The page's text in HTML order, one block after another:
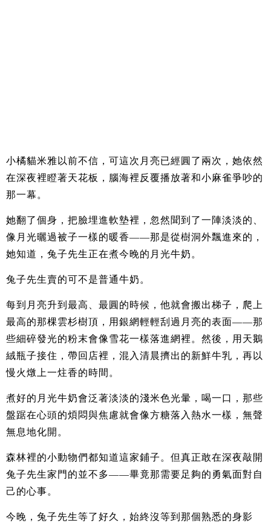
小橘貓米雅以前不信，可這次月亮已經圓了兩次，她依然
在深夜裡瞪著天花板，腦海裡反覆播放著和小麻雀爭吵的
那一幕。
她翻了個身，把臉埋進軟墊裡，忽然聞到了一陣淡淡的、
像月光曬過被子一樣的暖香——那是從樹洞外飄進來的，
她知道，兔子先生正在煮今晚的月光牛奶。
兔子先生賣的可不是普通牛奶。
每到月亮升到最高、最圓的時候，他就會搬出梯子，爬上
最高的那棵雲杉樹頂，用銀網輕輕刮過月亮的表面——那
些細碎發光的粉末會像雪花一樣落進網裡。然後，用天鵝
絨瓶子接住，帶回店裡，混入清晨擠出的新鮮牛乳，再以
慢火燉上一炷香的時間。
煮好的月光牛奶會泛著淡淡的淺米色光暈，喝一口，那些
盤踞在心頭的煩悶與焦慮就會像方糖落入熱水一樣，無聲
無息地化開。
森林裡的小動物們都知道這家鋪子。但真正敢在深夜敲開
兔子先生家門的並不多——畢竟那需要足夠的勇氣面對自
己的心事。
今晚，兔子先生等了好久，始終沒等到那個熟悉的身影